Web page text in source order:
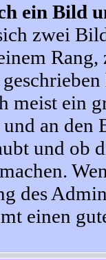
ein Bild
zwei
meist ein
an den
und ob
des
einen